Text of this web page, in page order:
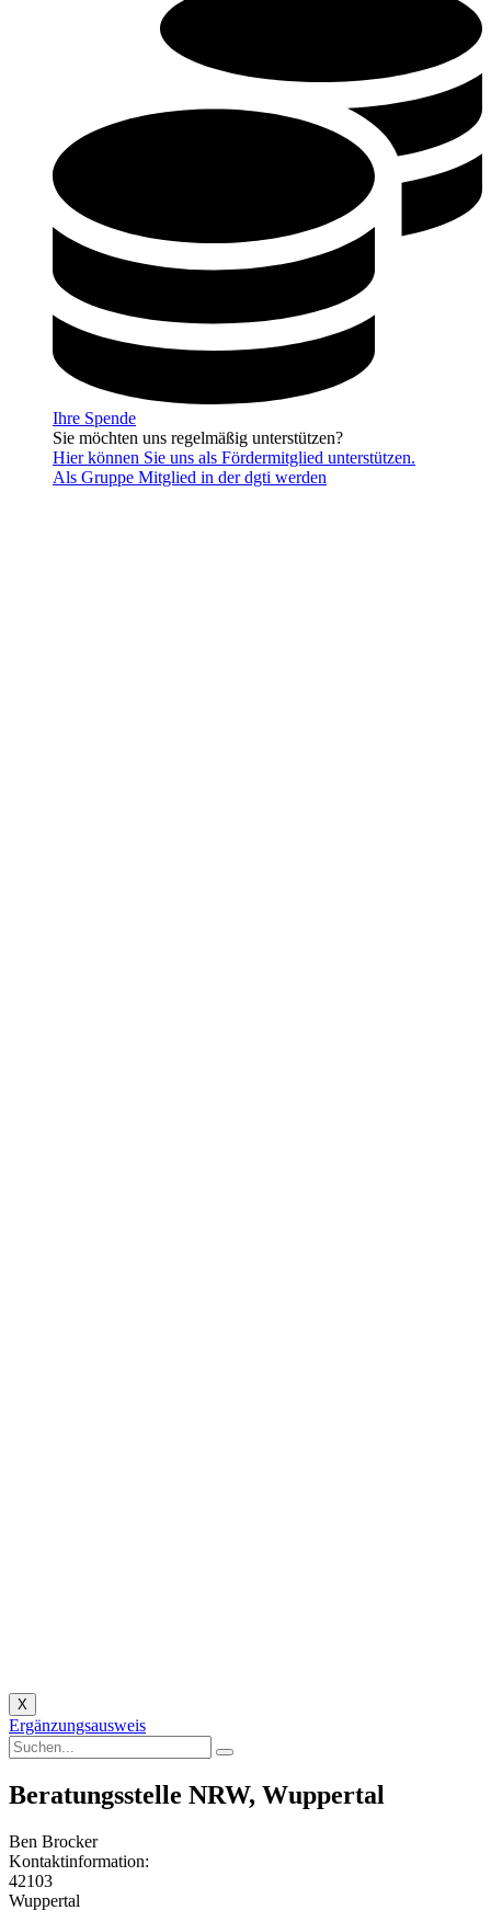
Ihre Spende
Sie möchten uns regelmäßig unterstützen?
Hier können Sie uns als Fördermitglied unterstützen.
Als Gruppe Mitglied in der dgti werden
X
Ergänzungsausweis
Beratungsstelle NRW, Wuppertal
Ben Brocker
Kontaktinformation:
42103
Wuppertal